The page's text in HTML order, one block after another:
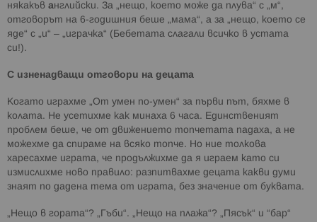
някакъв английски. За „нещо, което може да плува“ с „м“,
отговорът на 6-годишния беше „мама“, а за „нещо, което се
яде“ с „и“ – „играчка“ (Бебетата слагали всичко в устата
си!).
С изненадващи отговори на децата
Когато играхме „От умен по-умен“ за първи път, бяхме в
колата. Не усетихме как минаха 6 часа. Единственият
проблем беше, че от движението топчетата падаха, а не
можехме да спираме на всяко топче. Но ние толкова
харесахме играта, че продължихме да я играем като си
измислихме ново правило: разпитвахме децата какви думи
знаят по дадена тема от играта, без значение от буквата.
„Нещо в гората“? „Гъби“. „Нещо на плажа“? „Пясък“ и “бар“